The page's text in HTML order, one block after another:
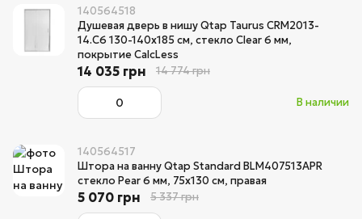
140564518
Душевая дверь в нишу Qtap Taurus CRM2013-
14.C6 130-140x185 см, стекло Clear 6 мм,
покрытие CalcLess
В наличии
14 035 грн 14 774 грн
140564517
Штора на ванну Qtap Standard BLM407513APR
стекло Pear 6 мм, 75х130 см, правая
5 070 грн 5 337 грн